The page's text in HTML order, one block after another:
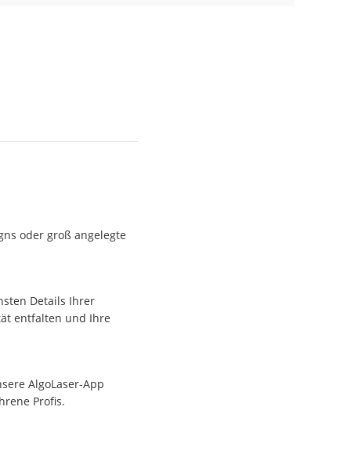
oder groß angelegte
Details Ihrer
entfalten und Ihre
AlgoLaser-App
Profis.